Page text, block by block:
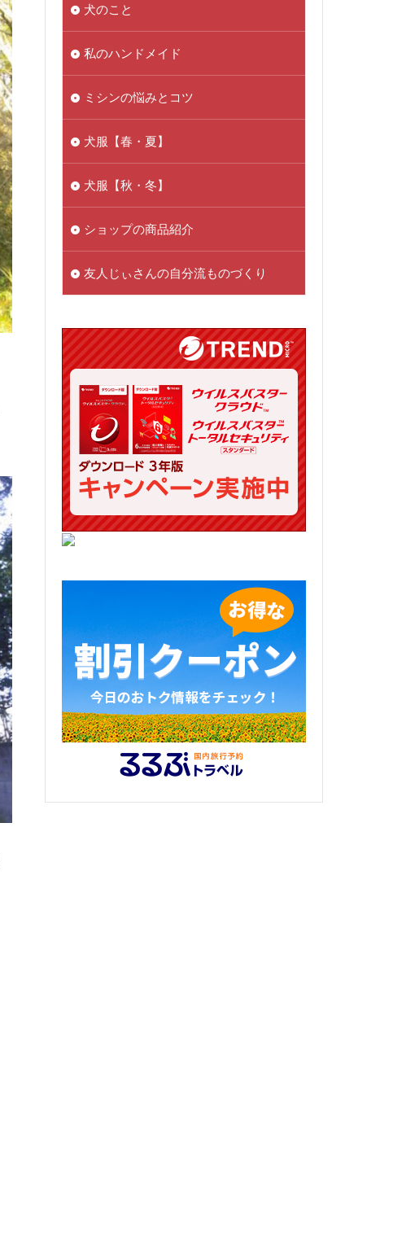
犬のこと
私のハンドメイド
ミシンの悩みとコツ
犬服【春・夏】
犬服【秋・冬】
ショップの商品紹介
友人じぃさんの自分流ものづくり